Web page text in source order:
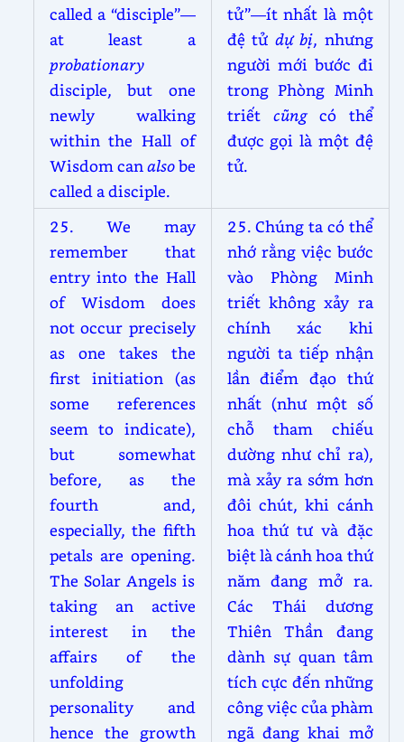
called a “disciple”—
at least a
probationary
disciple, but one
newly walking
within the Hall of
Wisdom can alsobe
called a disciple.
tử”—ít nhất là một
đệ tử dự bị, nhưng
người mới bước đi
trong Phòng Minh
triết cũngcó thể
được gọi là một đệ
tử.
25. We may
remember that
entry into the Hall
of Wisdom does
not occur precisely
as one takes the
first initiation (as
some references
seem to indicate),
but somewhat
before, as the
fourth and,
especially, the fifth
petals are opening.
The Solar Angels is
taking an active
interest in the
affairs of the
unfolding
personality and
hence the growth
25. Chúng ta có thể
nhớ rằng việc bước
vào Phòng Minh
triết không xảy ra
chính xác khi
người ta tiếp nhận
lần điểm đạo thứ
nhất (như một số
chỗ tham chiếu
dường như chỉ ra),
mà xảy ra sớm hơn
đôi chút, khi cánh
hoa thứ tư và đặc
biệt là cánh hoa thứ
năm đang mở ra.
Các Thái dương
Thiên Thần đang
dành sự quan tâm
tích cực đến những
công việc của phàm
ngã đang khai mở